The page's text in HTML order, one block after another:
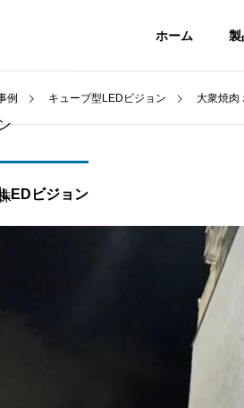
ホーム 製
室内用
ジョン
INDOOR LED
VISION
プル】LEDサイネ
テンツ管理
【徹底
ージで
例 キューブ型LEDビジョン 大衆焼肉
ビジョン